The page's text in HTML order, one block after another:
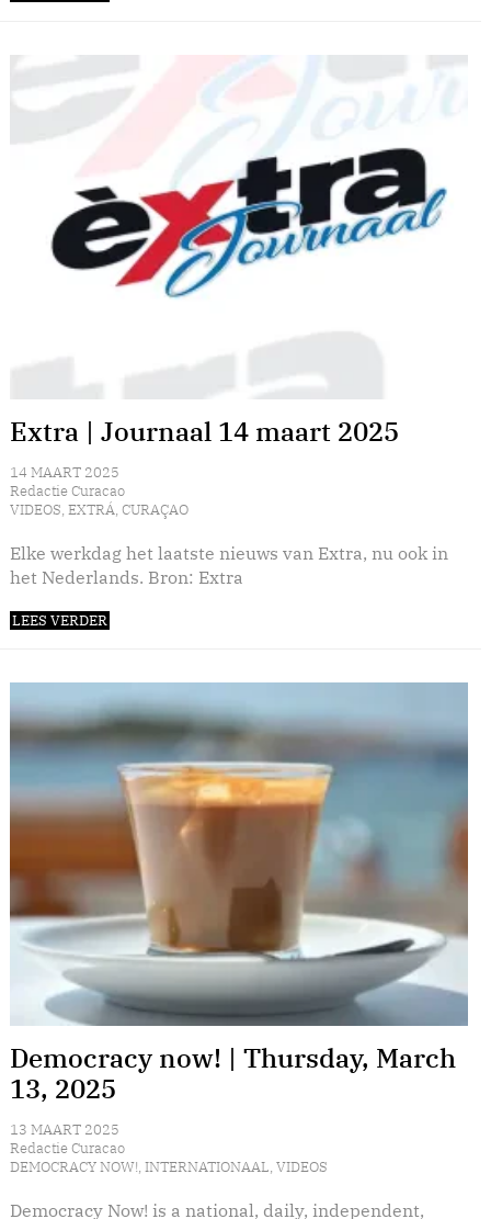
Extra | Journaal 14 maart 2025
14 MAART 2025
Redactie Curacao
VIDEOS, EXTRÁ, CURAÇAO
Elke werkdag het laatste nieuws van Extra, nu ook in
het Nederlands. Bron: Extra
LEES VERDER
Democracy now! | Thursday, March
13, 2025
13 MAART 2025
Redactie Curacao
DEMOCRACY NOW!, INTERNATIONAAL, VIDEOS
Democracy Now! is a national, daily, independent,